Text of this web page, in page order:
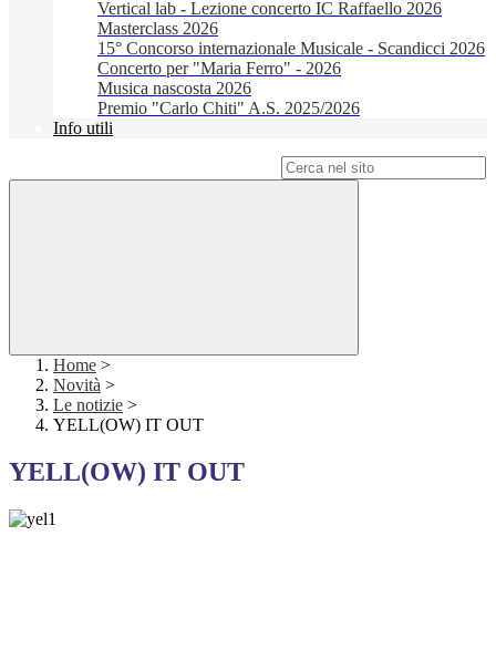
Vertical lab - Lezione concerto IC Raffaello 2026
Masterclass 2026
15° Concorso internazionale Musicale - Scandicci 2026
Concerto per "Maria Ferro" - 2026
Musica nascosta 2026
Premio "Carlo Chiti" A.S. 2025/2026
Info utili
Home >
Novità >
Le notizie >
YELL(OW) IT OUT
YELL(OW) IT OUT